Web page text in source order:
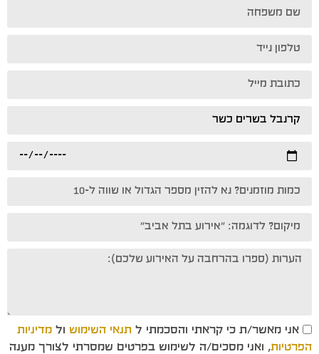
אני מאשר/ת כי קראתי והסכמתי ל תנאי השימוש ול מדיניות
הפרטיות, ואני מסכים/ה לשימוש בפרטים שמסרתי לצורך מענה